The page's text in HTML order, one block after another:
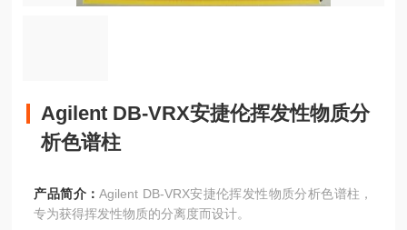
Agilent DB-VRX安捷伦挥发性物质分
析色谱柱
产品简介：Agilent DB-VRX安捷伦挥发性物质分析色谱柱，
专为获得挥发性物质的分离度而设计。